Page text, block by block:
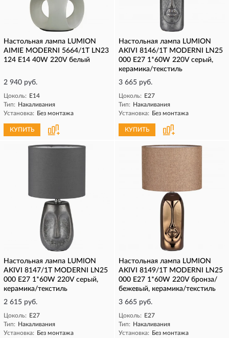
Настольная лампа LUMION
AIMIE MODERNI 5664/1T LN23
124 E14 40W 220V белый
2 940 руб.
Цоколь: E14
Тип: Накаливания
Установка: Без монтажа
КУПИТЬ
Настольная лампа LUMION
AKIVI 8146/1T MODERNI LN25
000 Е27 1*60W 220V серый,
керамика/текстиль
3 665 руб.
Цоколь: E27
Тип: Накаливания
Установка: Без монтажа
КУПИТЬ
Настольная лампа LUMION
AKIVI 8147/1T MODERNI LN25
000 Е27 1*60W 220V серый,
керамика/текстиль
2 615 руб.
Цоколь: E27
Тип: Накаливания
Установка: Без монтажа
Настольная лампа LUMION
AKIVI 8149/1T MODERNI LN25
000 Е27 1*60W 220V бронза/
бежевый, керамика/текстиль
3 665 руб.
Цоколь: E27
Тип: Накаливания
Установка: Без монтажа